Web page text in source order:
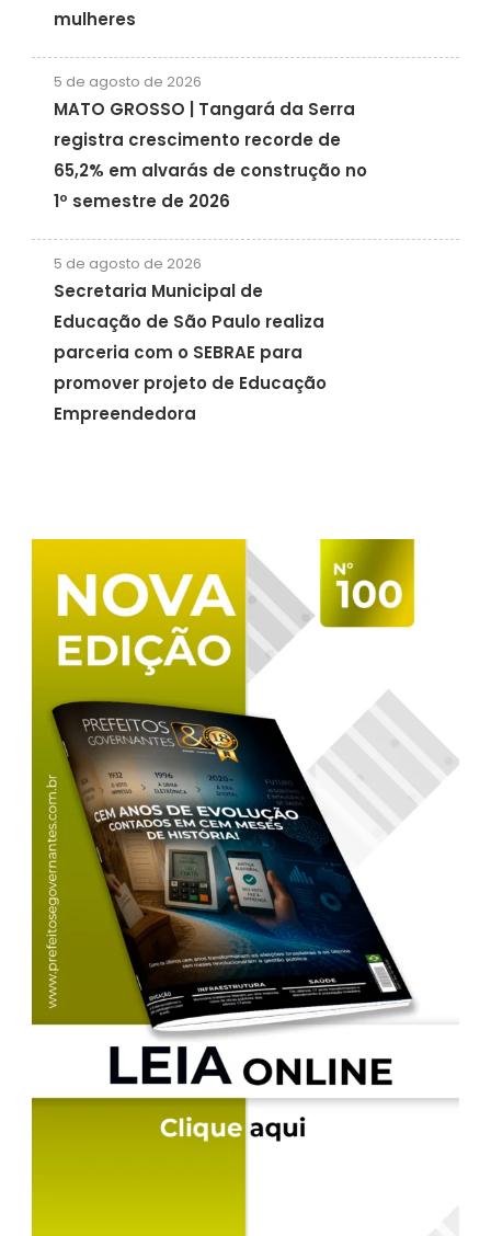
mulheres
5 de agosto de 2026
MATO GROSSO | Tangará da Serra
registra crescimento recorde de
65,2% em alvarás de construção no
1º semestre de 2026
5 de agosto de 2026
Secretaria Municipal de
Educação de São Paulo realiza
parceria com o SEBRAE para
promover projeto de Educação
Empreendedora